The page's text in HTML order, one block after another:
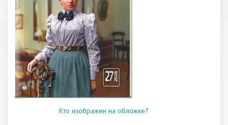
Кто изображен на обложке?